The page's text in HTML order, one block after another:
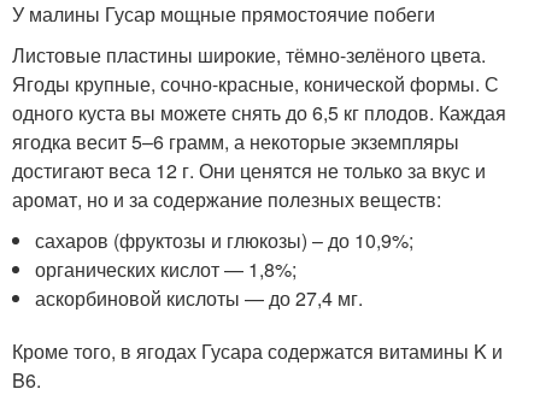
У малины Гусар мощные прямостоячие побеги
Листовые пластины широкие, тёмно-зелёного цвета.
Ягоды крупные, сочно-красные, конической формы. С
одного куста вы можете снять до 6,5 кг плодов. Каждая
ягодка весит 5–6 грамм, а некоторые экземпляры
достигают веса 12 г. Они ценятся не только за вкус и
аромат, но и за содержание полезных веществ:
сахаров (фруктозы и глюкозы) – до 10,9%;
органических кислот — 1,8%;
аскорбиновой кислоты — до 27,4 мг.
Кроме того, в ягодах Гусара содержатся витамины K и
B6.